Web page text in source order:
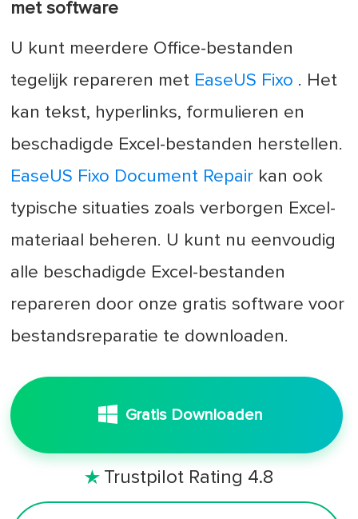
met software
U kunt meerdere Office-bestanden
tegelijk repareren met EaseUS Fixo . Het
kan tekst, hyperlinks, formulieren en
beschadigde Excel-bestanden herstellen.
EaseUS Fixo Document Repair kan ook
typische situaties zoals verborgen Excel-
materiaal beheren. U kunt nu eenvoudig
alle beschadigde Excel-bestanden
repareren door onze gratis software voor
bestandsreparatie te downloaden.
Gratis Downloaden
 Trustpilot Rating 4.8